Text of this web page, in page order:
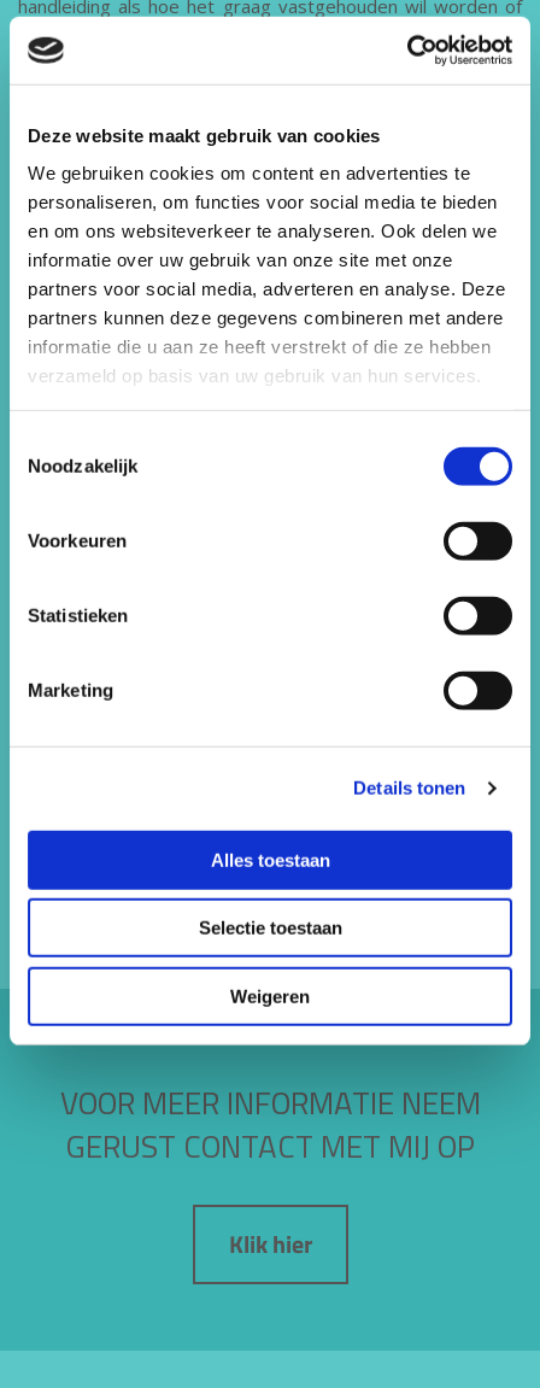
Deze website maakt gebruik van cookies
We gebruiken cookies om content en advertenties te
personaliseren, om functies voor social media te bieden
en om ons websiteverkeer te analyseren. Ook delen we
informatie over uw gebruik van onze site met onze
partners voor social media, adverteren en analyse. Deze
partners kunnen deze gegevens combineren met andere
informatie die u aan ze heeft verstrekt of die ze hebben
verzameld op basis van uw gebruik van hun services.
Noodzakelijk
Voorkeuren
Statistieken
Marketing
Details tonen
Alles toestaan
Selectie toestaan
Weigeren
handleiding als hoe het graag vastgehouden wil worden of
hoe anders aangesproken. Soms kan één sessie al veel
effect hebben.
door artsen en VTO-team. Ik ken mijn mogelijkheden en
babyfluisteren is zeker geen wondermiddel.
VERWIJZING
Mijn hulp kan particulier ingezet worden maar ook vanuit de
huisarts, baby-poli, consultatiebureau of VTO-teams
geïnitieerd worden. Helaas vergoeden nog maar zeer
weinig verzekeringen deze vorm van behandeling.
VOOR MEER INFORMATIE NEEM
GERUST CONTACT MET MIJ OP
Klik hier